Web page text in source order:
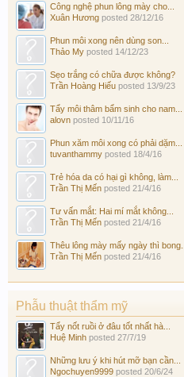
Công nghệ phun lông mày cho...
Xuân Hương posted 28/12/16
Phun môi xong nên dùng son...
Thảo My posted 14/12/23
Sẹo trắng có chữa được không?
Trần Hoàng Hiếu posted 13/9/23
Tẩy môi thâm bẩm sinh cho nam...
alovn posted 10/11/16
Phun xăm môi xong có phải dặm...
tuvanthammy posted 18/4/16
Trẻ hóa da có hại gì không, làm...
Trần Thị Mến posted 21/4/16
Tư vấn mắt: Hai mí mắt không...
Trần Thị Mến posted 21/4/16
Thêu lông mày mấy ngày thì bong...
Trần Thị Mến posted 21/4/16
Phẫu thuật thẩm mỹ
Tẩy nốt ruồi ở đâu tốt nhất hà...
Huệ Minh posted 27/7/19
Những lưu ý khi hút mỡ bạn cần...
Ngochuyen9999 posted 20/6/24